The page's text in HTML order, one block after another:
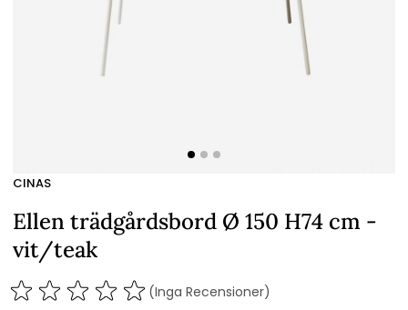
CINAS
Ellen trädgårdsbord Ø 150 H74 cm -
vit/teak
(Inga Recensioner)